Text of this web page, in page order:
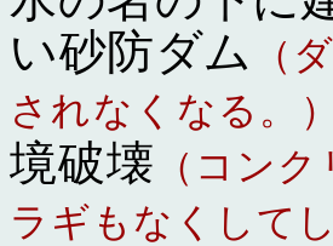
い砂防ダム
（
されなくなる。）
境破壊 （コン
ラギもなくして